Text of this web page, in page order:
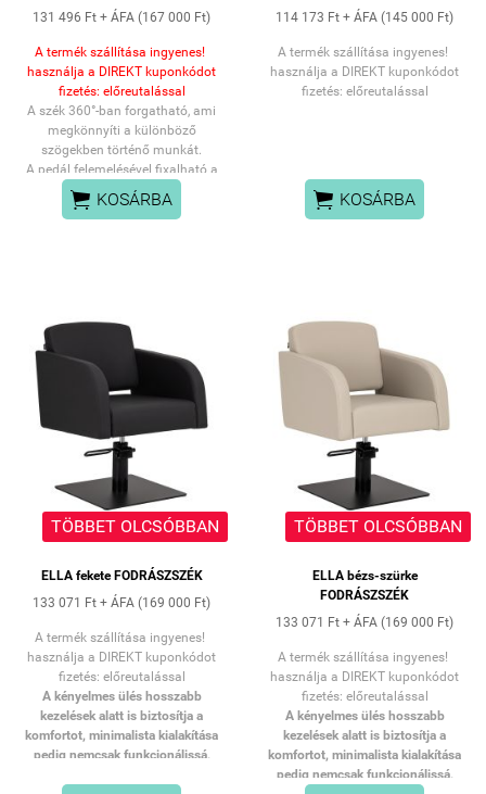
131 496 Ft + ÁFA (167 000 Ft)
A termék szállítása ingyenes!
használja a DIREKT kuponkódot
fizetés: előreutalással
A szék 360°-ban forgatható, ami
megkönnyíti a különböző
szögekben történő munkát.
A pedál felemelésével fixalható a
szék poziciója.
 KOSÁRBA
114 173 Ft + ÁFA (145 000 Ft)
A termék szállítása ingyenes!
használja a DIREKT kuponkódot
fizetés: előreutalással
 KOSÁRBA
TÖBBET OLCSÓBBAN
ELLA fekete FODRÁSZSZÉK
133 071 Ft + ÁFA (169 000 Ft)
A termék szállítása ingyenes!
használja a DIREKT kuponkódot
fizetés: előreutalással
A kényelmes ülés hosszabb
kezelések alatt is biztosítja a
komfortot, minimalista kialakítása
pedig nemcsak funkcionálissá,
TÖBBET OLCSÓBBAN
ELLA bézs-szürke
FODRÁSZSZÉK
133 071 Ft + ÁFA (169 000 Ft)
A termék szállítása ingyenes!
használja a DIREKT kuponkódot
fizetés: előreutalással
A kényelmes ülés hosszabb
kezelések alatt is biztosítja a
komfortot, minimalista kialakítása
pedig nemcsak funkcionálissá,